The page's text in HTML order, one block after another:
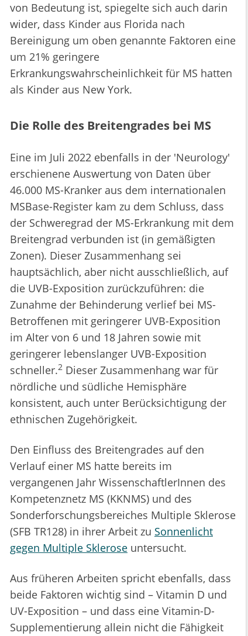
von Bedeutung ist, spiegelte sich auch darin
wider, dass Kinder aus Florida nach
Bereinigung um oben genannte Faktoren eine
um 21% geringere
Erkrankungswahrscheinlichkeit für MS hatten
als Kinder aus New York.
Die Rolle des Breitengrades bei MS
Eine im Juli 2022 ebenfalls in der 'Neurology'
erschienene Auswertung von Daten über
46.000 MS-Kranker aus dem internationalen
MSBase-Register kam zu dem Schluss, dass
der Schweregrad der MS-Erkrankung mit dem
Breitengrad verbunden ist (in gemäßigten
Zonen). Dieser Zusammenhang sei
hauptsächlich, aber nicht ausschließlich, auf
die UVB-Exposition zurückzuführen: die
Zunahme der Behinderung verlief bei MS-
Betroffenen mit geringerer UVB-Exposition
im Alter von 6 und 18 Jahren sowie mit
geringerer lebenslanger UVB-Exposition
schneller.2 Dieser Zusammenhang war für
nördliche und südliche Hemisphäre
konsistent, auch unter Berücksichtigung der
ethnischen Zugehörigkeit.
Den Einfluss des Breitengrades auf den
Verlauf einer MS hatte bereits im
vergangenen Jahr WissenschaftlerInnen des
Kompetenznetz MS (KKNMS) und des
Sonderforschungsbereiches Multiple Sklerose
(SFB TR128) in ihrer Arbeit zu Sonnenlicht
gegen Multiple Sklerose untersucht.
Aus früheren Arbeiten spricht ebenfalls, dass
beide Faktoren wichtig sind – Vitamin D und
UV-Exposition – und dass eine Vitamin-D-
Supplementierung allein nicht die Fähigkeit